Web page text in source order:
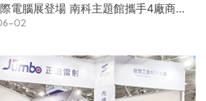
電腦展登場 南科主題館攜手4廠商
應鏈實力
02